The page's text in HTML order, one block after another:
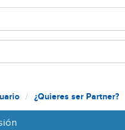
| ¿Quieres ser Partner?